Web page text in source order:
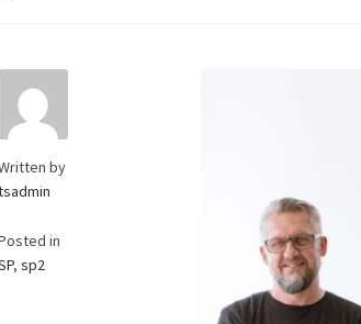
by
in
, sp2